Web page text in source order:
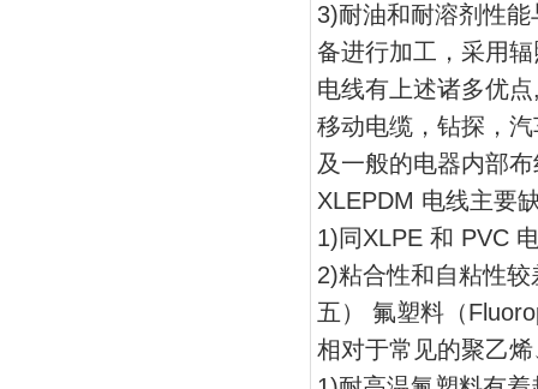
3)耐油和耐溶剂性
备进行加工，采用
电线有上述诸多优
移动电缆，钻探，
及一般的电器内部
XLEPDM 电线主要
1)同XLPE 和 PVC
2)粘合性和自粘性
五） 氟塑料（
相对于常见的聚乙